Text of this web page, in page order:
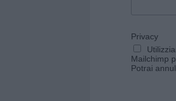
Privacy
Mailchimp
Potrai